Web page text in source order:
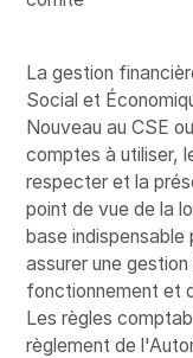
La gestion
Social et
Nouveau au CSE
comptes à utiliser,
respecter et la
point de vue de la
base
assurer une
fonctionnement et
Les règles
règlement de